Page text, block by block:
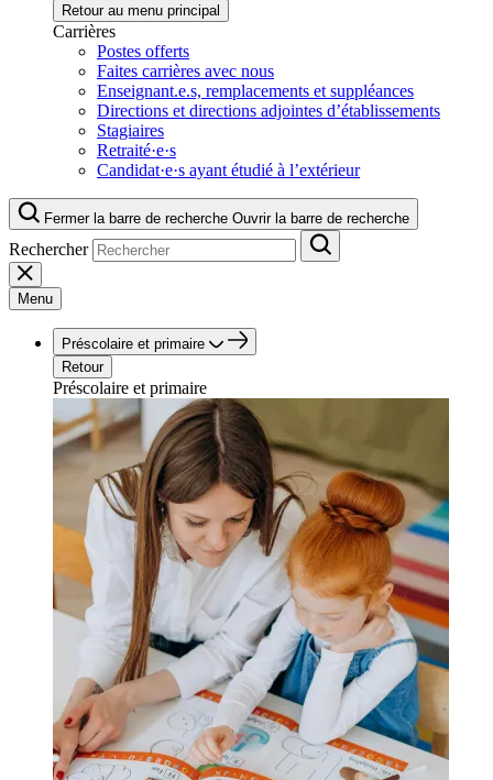
Retour au menu principal
Carrières
Postes offerts
Faites carrières avec nous
Enseignant.e.s, remplacements et suppléances
Directions et directions adjointes d’établissements
Stagiaires
Retraité·e·s
Candidat·e·s ayant étudié à l’extérieur
Fermer la barre de recherche Ouvrir la barre de recherche
Rechercher
Menu
Préscolaire et primaire
Retour
Préscolaire et primaire